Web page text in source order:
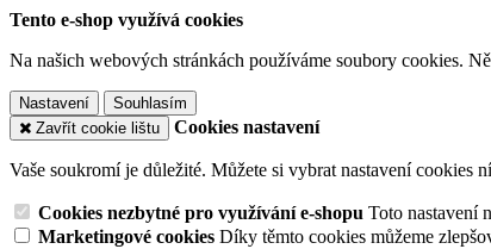
Tento e-shop využívá cookies
Na našich webových stránkách používáme soubory cookies.
Nastavení
Souhlasím
Zavřít cookie lištu
Cookies nastavení
Vaše soukromí je důležité. Můžete si vybrat nastavení cookies
Cookies nezbytné pro využívání e-shopu Toto nastavení
Marketingové cookies Díky těmto cookies můžeme